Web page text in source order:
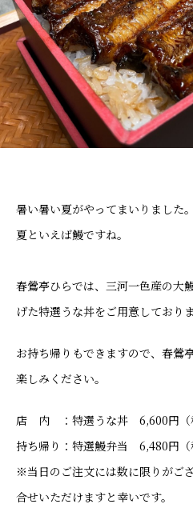
暑い暑い夏がやってまいりました。
夏といえば鰻ですね。
春鶯亭ひらでは、三河一色産の大
げた特選うな丼をご用意しておりま
お持ち帰りもできますので、春鶯
楽しみください。
店 内 ：特選うな丼 6,600円（
持ち帰り：特選鰻弁当 6,480円（
※当日のご注文には数に限りがご
合せいただけますと幸いです。